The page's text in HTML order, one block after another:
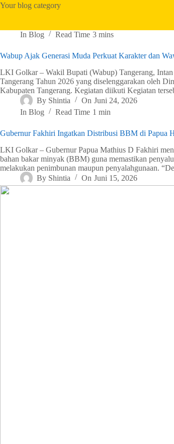
Your blog category
In Blog Read Time 3 mins
Wabup Ajak Generasi Muda Perkuat Karakter dan
LKI Golkar – Wakil Bupati (Wabup) Tangerang,
Tangerang Tahun 2026 yang diselenggarakan oleh
Kabupaten Tangerang. Kegiatan diikuti Kegiatan
By Shintia On Juni 24, 2026
In Blog Read Time 1 min
Gubernur Fakhiri Ingatkan Distribusi BBM di Papua
LKI Golkar – Gubernur Papua Mathius D Fakhiri
bahan bakar minyak (BBM) guna memastikan
melakukan penimbunan maupun penyalahgunaan.
By Shintia On Juni 15, 2026